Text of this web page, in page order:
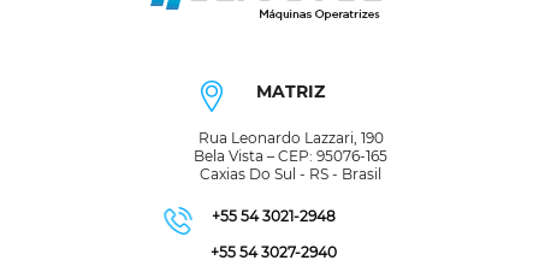
MATRIZ
Rua Leonardo Lazzari, 190
Bela Vista – CEP: 95076-165
Caxias Do Sul - RS - Brasil
+55 54 3021-2948
+55 54 3027-2940